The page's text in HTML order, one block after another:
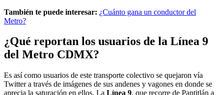
También te puede interesar: ¿Cuánto gana un conductor del
Metro?
¿Qué reportan los usuarios de la Línea 9
del Metro CDMX?
Es así como usuarios de este transporte colectivo se quejaron vía
Twitter a través de imágenes de sus andenes y vagones en donde se
aprecia la saturación en ellos. La Línea 9, que recorre de Pantitlán a